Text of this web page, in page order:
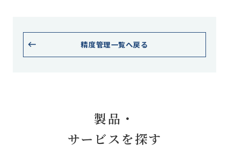
精度管理一覧へ戻る
製品・
サービスを探す